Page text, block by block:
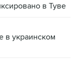
в Туве
в украинском